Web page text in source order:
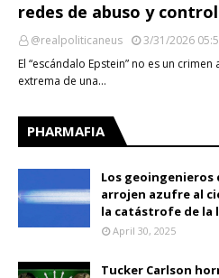
redes de abuso y
@realpoliticaneus
3/31/2026
El “escándalo Epstein” no es un
extrema de una…
PHARMAFIA
Los geoingenieros
arrojen azufre al
la catástrofe de la
April 30, 2025
Tucker Carlson